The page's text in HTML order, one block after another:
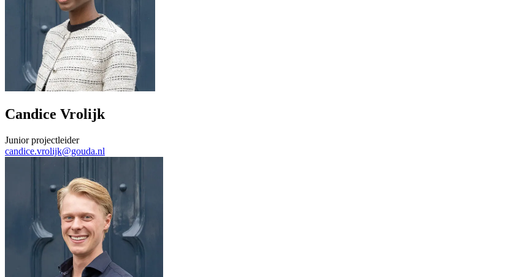
Candice Vrolijk
Junior projectleider
candice.vrolijk@gouda.nl